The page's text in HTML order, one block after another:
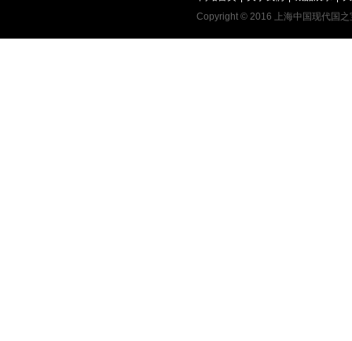
Copyright © 2016 上海中国现代国